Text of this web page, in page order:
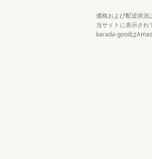
価格および配送状況
当サイトに表示され
karada-goodは